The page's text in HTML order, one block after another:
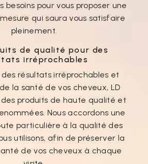
besoins pour vous proposer une
qui saura vous satisfaire
pleinement.
de qualité pour des
irréprochables
résultats irréprochables et
la santé de vos cheveux, LD
produits de haute qualité et
Nous accordons une
particulière à la qualité des
utilisons, afin de préserver la
de vos cheveux à chaque